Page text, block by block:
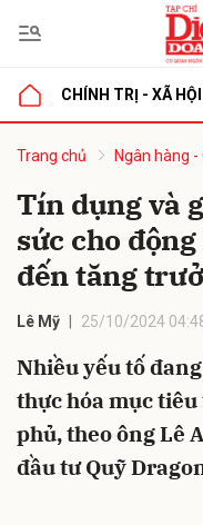
CHÍNH TRỊ - XÃ HỘI
Trang chủ Ngân hàng
Tín dụng và
sức cho
đến tăng
Lê Mỹ 25/10/2024
Nhiều yếu tố
thực hóa mục
phủ, theo ông Lê
đầu tư Quỹ
luận